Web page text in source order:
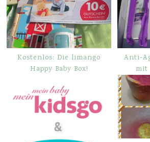
Kostenlos: Die limango
Happy Baby Box!
Anti-
mit